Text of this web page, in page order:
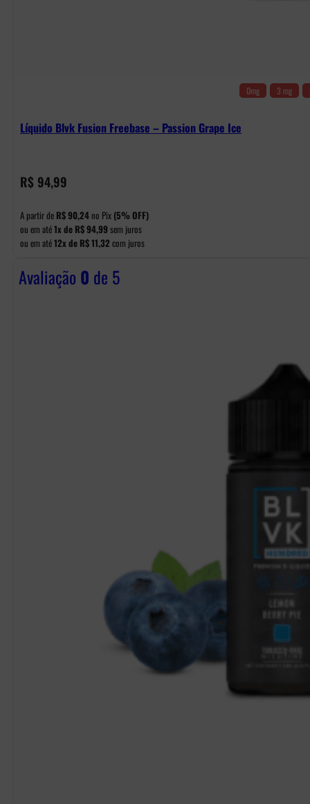
0mg 3 mg
Líquido Blvk Fusion Freebase – Passion Grape Ice
R$ 94,99
A partir de R$90,24 no Pix (5% OFF)
ou em até1x de R$94,99 sem juros
ou em até12x de R$11,32 com juros
Avaliação 0 de 5